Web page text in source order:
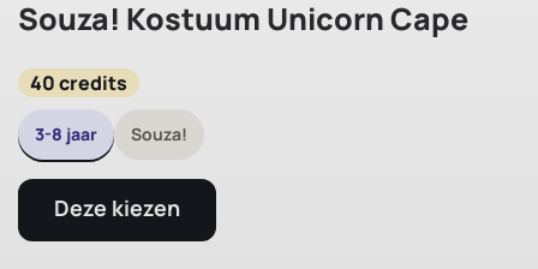
Souza! Kostuum Unicorn Cape
40 credits
3-8 jaar Souza!
Deze kiezen